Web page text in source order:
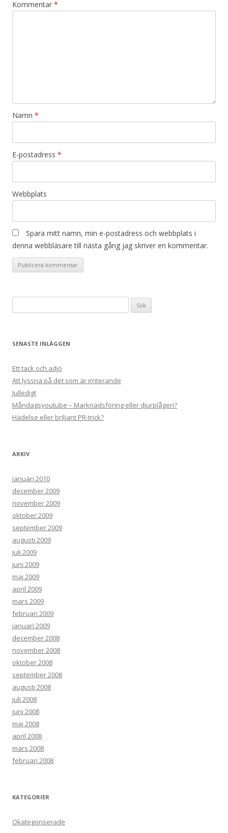
Kommentar *
Namn *
E-postadress *
Webbplats
Spara mitt namn, min e-postadress och webbplats i
denna webbläsare till nästa gång jag skriver en kommentar.
efter:
SENASTE INLÄGGEN
Ett tack och adjö
Att lyssna på det som är irriterande
Julledigt
Måndagsyoutube – Marknadsföring eller djurplågeri?
Hädelse eller briljant PR-trick?
ARKIV
januari 2010
december 2009
november 2009
oktober 2009
september 2009
augusti 2009
juli 2009
juni 2009
maj 2009
april 2009
mars 2009
februari 2009
januari 2009
december 2008
november 2008
oktober 2008
september 2008
augusti 2008
juli 2008
juni 2008
maj 2008
april 2008
mars 2008
februari 2008
KATEGORIER
Okategoriserade